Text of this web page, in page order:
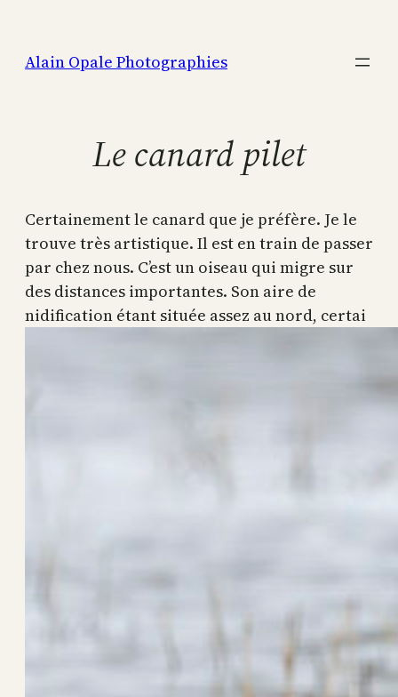
contenu
Alain Opale Photographies
Le canard pilet
Certainement le canard que je préfère. Je le
trouve très artistique. Il est en train de passer
par chez nous. C’est un oiseau qui migre sur
des distances importantes. Son aire de
nidification étant située assez au nord, certai